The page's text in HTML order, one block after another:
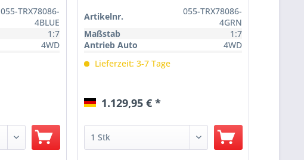
055-TRX78086-
4BLUE
1:7
4WD
Artikelnr.
055-TRX78086-
4GRN
Maßstab
1:7
Antrieb Auto
4WD
Lieferzeit: 3-7 Tage
1.129,95 € *